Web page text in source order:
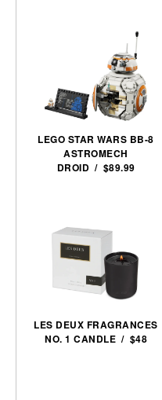
LEGO STAR WARS BB-8
ASTROMECH
DROID / $89.99
LES DEUX FRAGRANCES
NO. 1 CANDLE / $48